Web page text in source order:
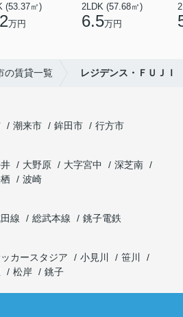
(53.37㎡)
万円
2LDK (57.68㎡)
6.5万円
の賃貸一覧 レジデンス・ＦＵＪＩ
潮来市 鉾田市
行方市
大野原 大字宮中
深芝南
波崎
線 総武本線
銚子電鉄
カースタジア 小見川
笹川
松岸 銚子